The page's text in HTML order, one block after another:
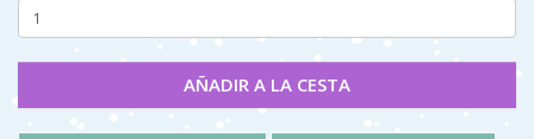
AÑADIR A LA CESTA